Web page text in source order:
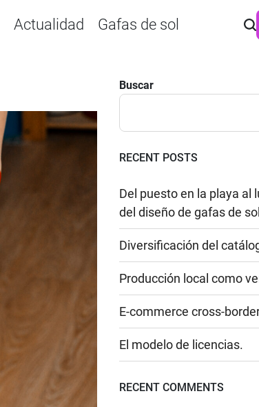
Actualidad Gafas de sol
Buscar
RECENT POSTS
Del puesto en la playa al
del diseño de gafas de sol
Diversificación del
Producción local como
E-commerce cross-
El modelo de licencias.
RECENT COMMENTS